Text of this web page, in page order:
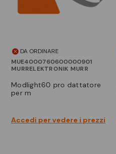
DA ORDINARE
MUE4000760600000901
MURRELEKTRONIK MURR
modlight60 pro dattatore
per m
Accedi per vedere i prezzi